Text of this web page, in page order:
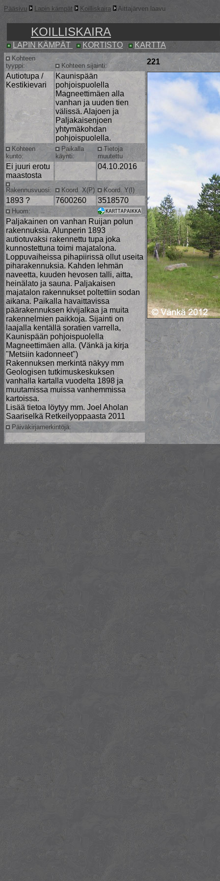
Pääsivu Lapin kämpät Koilliskaira Aittajärven laavu
KOILLISKAIRA
LAPIN KÄMPÄT KORTISTO KARTTA
Kohteen
tyyppi:
Kohteen sijainti:
221
Autiotupa /
Kestikievari
Kaunispään
pohjoispuolella
Magneettimäen alla
vanhan ja uuden tien
välissä. Alajoen ja
Paljakaisenjoen
yhtymäkohdan
pohjoispuolella.
Kohteen
kunto:
Paikalla
käynti:
Tietoja
muutettu
Ei juuri erotu
maastosta
04.10.2016
Rakennusvuosi: Koord. X(P) Koord. Y(I)
1893 ? 7600260 3518570
Huom:
Paljakainen on vanhan Ruijan polun
rakennuksia. Alunperin 1893
autiotuvaksi rakennettu tupa joka
kunnostettuna toimi majatalona.
Loppuvaiheissa pihapiirissä ollut useita
piharakennuksia. Kahden lehmän
naveetta, kuuden hevosen talli, aitta,
heinälato ja sauna. Paljakaisen
majatalon rakennukset poltettiin sodan
aikana. Paikalla havaittavissa
päärakennuksen kivijalkaa ja muita
rakennelmien paikkoja. Sijainti on
laajalla kentällä soratien varrella,
Kaunispään pohjoispuolella
Magneettimäen alla. (Vänkä ja kirja
"Metsiin kadonneet")
Rakennuksen merkintä näkyy mm
Geologisen tutkimuskeskuksen
vanhalla kartalla vuodelta 1898 ja
muutamissa muissa vanhemmissa
kartoissa.
Lisää tietoa löytyy mm. Joel Aholan
Saariselkä Retkeilyoppaasta 2011
Päiväkirjamerkintöjä: